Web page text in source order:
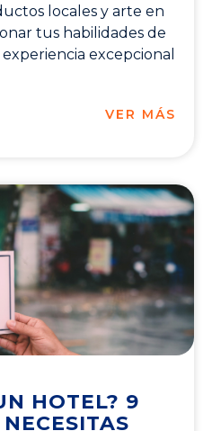
locales y arte en
tus habilidades de
excepcional
VER MÁS
HOTEL? 9